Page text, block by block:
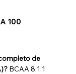
100
de
BCAA 8:1:1